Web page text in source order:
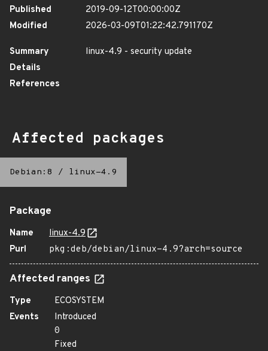
Published
2019-09-12T00:00:00Z
Modified
2026-03-09T01:22:42.791170Z
Summary
linux-4.9 - security update
Details
References
Affected packages
Debian:8 / linux-4.9
Package
Name
linux-4.9
Purl
pkg:deb/debian/linux-4.9?arch=source
Affected ranges
Type
ECOSYSTEM
Events
Introduced
0
Fixed